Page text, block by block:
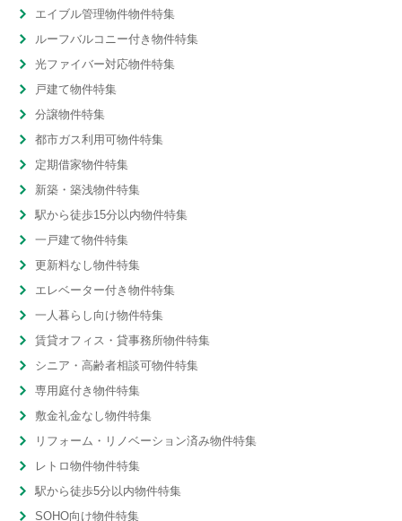
エイブル管理物件物件特集
ルーフバルコニー付き物件特集
光ファイバー対応物件特集
戸建て物件特集
分譲物件特集
都市ガス利用可物件特集
定期借家物件特集
新築・築浅物件特集
駅から徒歩15分以内物件特集
一戸建て物件特集
更新料なし物件特集
エレベーター付き物件特集
一人暮らし向け物件特集
賃貸オフィス・貸事務所物件特集
シニア・高齢者相談可物件特集
専用庭付き物件特集
敷金礼金なし物件特集
リフォーム・リノベーション済み物件特集
レトロ物件物件特集
駅から徒歩5分以内物件特集
SOHO向け物件特集